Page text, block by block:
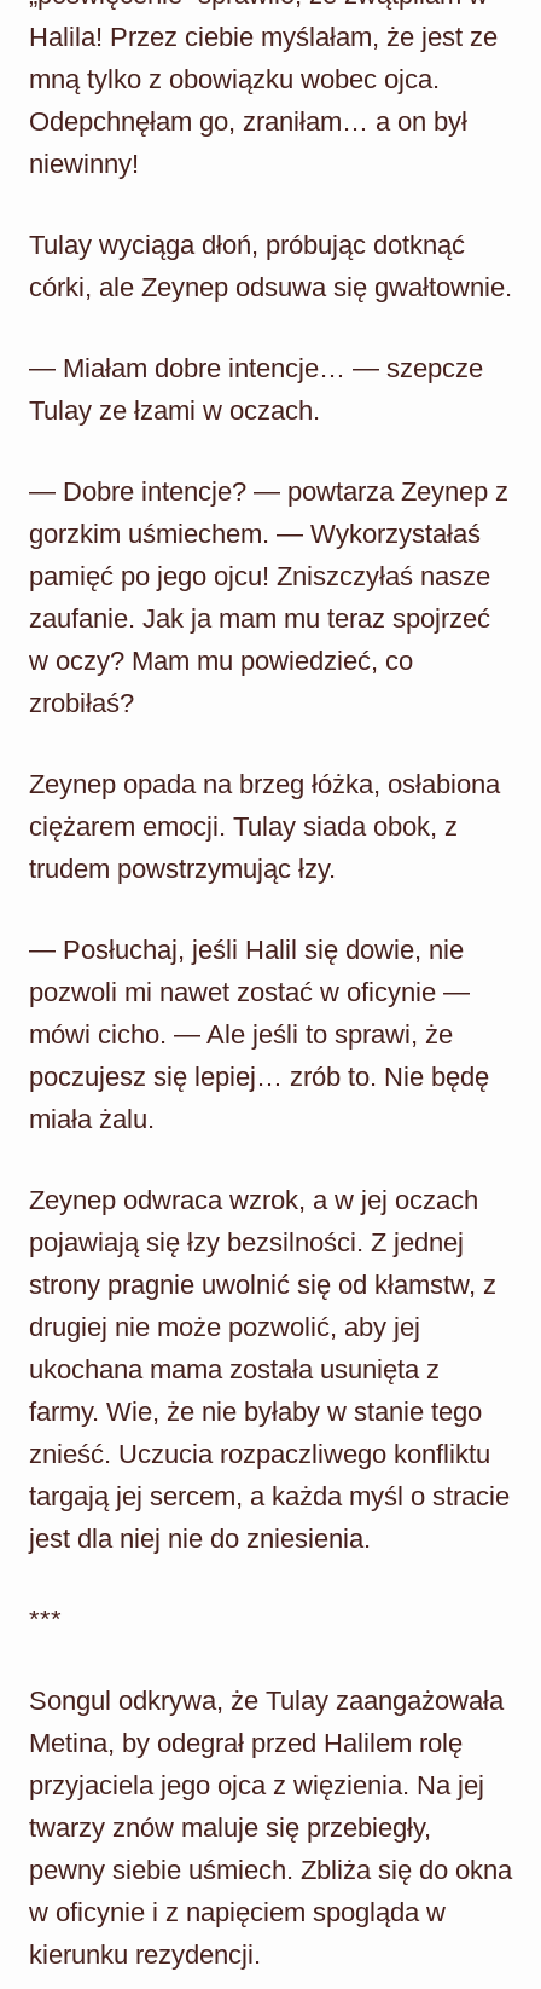
Halila! Przez ciebie myślałam, że jest ze
mną tylko z obowiązku wobec ojca.
Odepchnęłam go, zraniłam… a on był
niewinny!
Tulay wyciąga dłoń, próbując dotknąć
córki, ale Zeynep odsuwa się gwałtownie.
— Miałam dobre intencje… — szepcze
Tulay ze łzami w oczach.
— Dobre intencje? — powtarza Zeynep z
gorzkim uśmiechem. — Wykorzystałaś
pamięć po jego ojcu! Zniszczyłaś nasze
zaufanie. Jak ja mam mu teraz spojrzeć
w oczy? Mam mu powiedzieć, co
zrobiłaś?
Zeynep opada na brzeg łóżka, osłabiona
ciężarem emocji. Tulay siada obok, z
trudem powstrzymując łzy.
— Posłuchaj, jeśli Halil się dowie, nie
pozwoli mi nawet zostać w oficynie —
mówi cicho. — Ale jeśli to sprawi, że
poczujesz się lepiej… zrób to. Nie będę
miała żalu.
Zeynep odwraca wzrok, a w jej oczach
pojawiają się łzy bezsilności. Z jednej
strony pragnie uwolnić się od kłamstw, z
drugiej nie może pozwolić, aby jej
ukochana mama została usunięta z
farmy. Wie, że nie byłaby w stanie tego
znieść. Uczucia rozpaczliwego konfliktu
targają jej sercem, a każda myśl o stracie
jest dla niej nie do zniesienia.
***
Songul odkrywa, że Tulay zaangażowała
Metina, by odegrał przed Halilem rolę
przyjaciela jego ojca z więzienia. Na jej
twarzy znów maluje się przebiegły,
pewny siebie uśmiech. Zbliża się do okna
w oficynie i z napięciem spogląda w
kierunku rezydencji.